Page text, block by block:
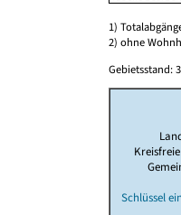
1)
2) ohne
Gebietsstand:
Schlüssel